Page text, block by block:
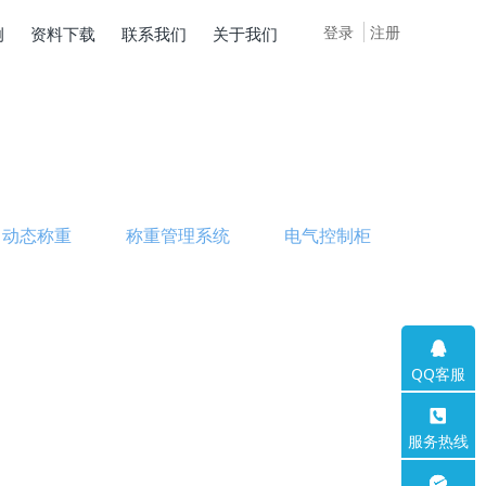
登录 注册
资料下载 联系我们 关于我们
动态称重 称重管理系统 电气控制柜
QQ客服
服务热线